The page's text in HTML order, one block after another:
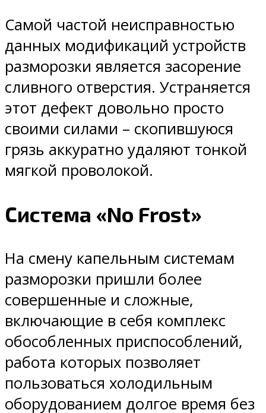
Самой частой неисправностью
данных модификаций устройств
разморозки является засорение
сливного отверстия. Устраняется
этот дефект довольно просто
своими силами – скопившуюся
грязь аккуратно удаляют тонкой
мягкой проволокой.
Система «No Frost»
На смену капельным системам
разморозки пришли более
совершенные и сложные,
включающие в себя комплекс
обособленных приспособлений,
работа которых позволяет
пользоваться холодильным
оборудованием долгое время без